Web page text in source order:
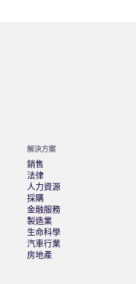
解決方案
銷售
法律
人力資源
採購
金融服務
製造業
生命科學
汽車行業
房地產